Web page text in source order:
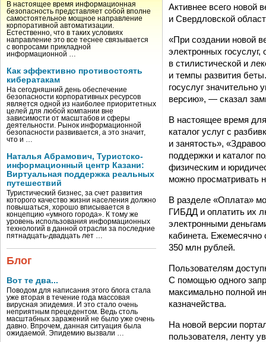
В настоящее время информационная
безопасность представляет собой вполне
самостоятельное мощное направление
корпоративной автоматизации.
Естественно, что в таких условиях
направление это все теснее связывается
с вопросами прикладной
информационной …
Как эффективно противостоять
кибератакам
На сегодняшний день обеспечение
безопасности корпоративных ресурсов
является одной из наиболее приоритетных
целей для любой компании вне
зависимости от масштабов и сферы
деятельности. Рынок информационной
безопасности развивается, а это значит,
что и …
Наталья Абрамович, Туристско-
информационный центр Казани:
Виртуальная поддержка реальных
путешествий
Туристический бизнес, за счет развития
которого качество жизни населения должно
повышаться, хорошо вписывается в
концепцию «умного города». К тому же
уровень использования информационных
технологий в данной отрасли за последние
пятнадцать-двадцать лет …
Блог
Вот те два...
Поводом для написания этого блога стала
уже вторая в течение года массовая
вирусная эпидемия. И это стало очень
неприятным прецедентом. Ведь столь
масштабных заражений не было уже очень
давно. Впрочем, данная ситуация была
ожидаемой. Эпидемию вызвали …
Активнее всего новой
и Свердловской
«При создании новой
электронных
в стилистической и
и темпы развития
госуслуг
версию», — сказал
В настоящее время
каталог услуг с
и занятость»,
поддержки и каталог
физическим и
можно просматривать
В разделе «Оплата»
ГИБДД и оплатить их
электронными
кабинета.
350 млн рублей.
Пользователям
С помощью одного
максимально полной
казначейства.
На новой версии
пользователя, ленту